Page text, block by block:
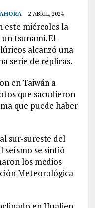
2 ABRIL, 2024
este miércoles la
tsunami. El
alcanzó una
serie de réplicas.
en Taiwán a
que sacudieron
que puede haber
sur-sureste del
seísmo se sintió
los medios
Meteorológica